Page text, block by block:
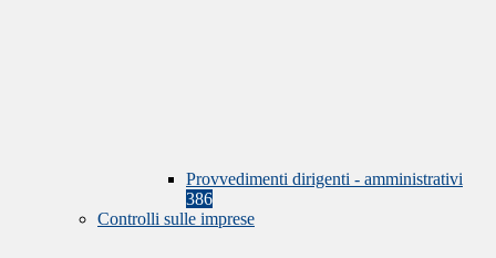
Provvedimenti dirigenti - amministrativi
386
Controlli sulle imprese